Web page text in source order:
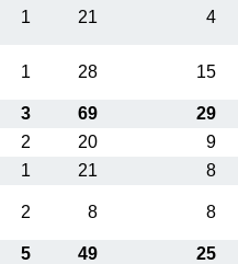
1 21 4
1 28 15
3 69
29
2 20
9
1 21
8
2 8 8
5 49
25